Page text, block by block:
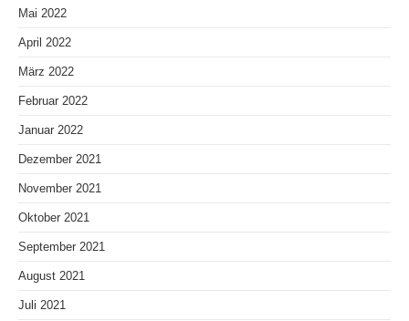
Mai 2022
April 2022
März 2022
Februar 2022
Januar 2022
Dezember 2021
November 2021
Oktober 2021
September 2021
August 2021
Juli 2021